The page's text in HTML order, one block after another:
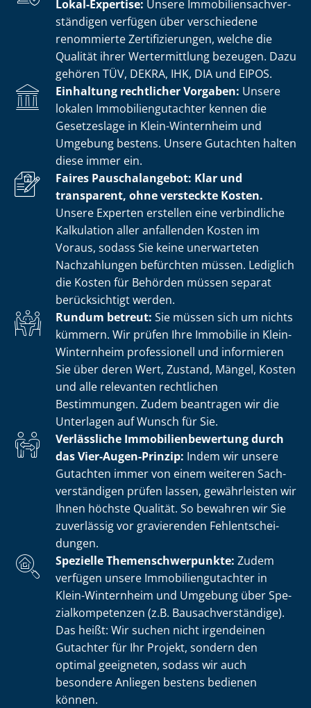
Lokal-Expertise: Unsere Im­mo­bi­li­en­sach­ver­
stän­di­gen verfügen über verschiedene
renommierte Zer­ti­fi­zie­run­gen, welche die
Qualität ihrer Wertermittlung bezeugen. Dazu
gehören TÜV, DEKRA, IHK, DIA und EIPOS.
Einhaltung rechtlicher Vorgaben: Unsere
lokalen Im­mo­bi­li­en­gut­ach­ter kennen die
Gesetzeslage in Klein-Winternheim und
Umgebung bestens. Unsere Gutachten halten
diese immer ein.
Faires Pauschalangebot: Klar und
transparent, ohne versteckte Kosten.
Unsere Experten erstellen eine verbindliche
Kalkulation aller anfallenden Kosten im
Voraus, sodass Sie keine unerwarteten
Nachzahlungen befürchten müssen. Lediglich
die Kosten für Behörden müssen separat
berücksichtigt werden.
Rundum betreut: Sie müssen sich um nichts
kümmern. Wir prüfen Ihre Immobilie in Klein-
Winternheim professionell und informieren
Sie über deren Wert, Zustand, Mängel, Kosten
und alle relevanten rechtlichen
Bestimmungen. Zudem beantragen wir die
Unterlagen auf Wunsch für Sie.
Verlässliche Im­mo­bi­li­en­be­wer­tung durch
das Vier-Augen-Prinzip: Indem wir unsere
Gutachten immer von einem weiteren Sach­
ver­stän­di­gen prüfen lassen, gewährleisten wir
Ihnen höchste Qualität. So bewahren wir Sie
zuverlässig vor gravierenden Fehl­ent­schei­
dun­gen.
Spezielle The­men­schwer­punk­te: Zudem
verfügen unsere Im­mo­bi­li­en­gut­ach­ter in
Klein-Winternheim und Umgebung über Spe­
zi­al­kom­pe­ten­zen (z.B. Bau­sach­ver­stän­di­ge).
Das heißt: Wir suchen nicht irgendeinen
Gutachter für Ihr Projekt, sondern den
optimal geeigneten, sodass wir auch
besondere Anliegen bestens bedienen
können.